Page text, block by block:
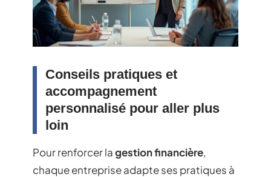
Conseils pratiques et
accompagnement
personnalisé pour aller plus
loin
Pour renforcer lagestion financière,
chaque entreprise adapte ses pratiques à